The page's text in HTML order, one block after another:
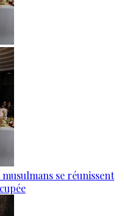
se réunissent